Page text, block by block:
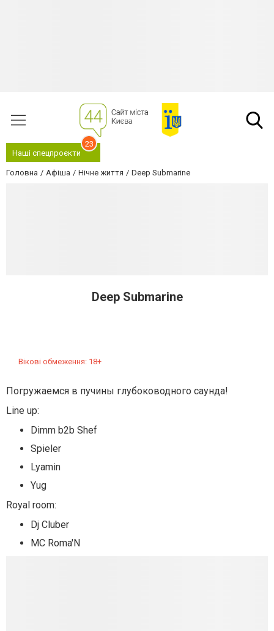
Наші спецпроєкти
23
Головна Афіша Нічне життя Deep Submarine
Deep Submarine
Вікові обмеження: 18+
Погружаемся в пучины глубоководного саунда!
Line up:
Dimm b2b Shef
Spieler
Lyamin
Yug
Royal room:
Dj Cluber
MC Roma'N